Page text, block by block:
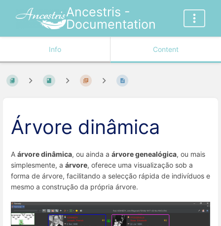
Ancestris -
Documentation
Info Content
Árvore dinâmica
A árvore dinâmica, ou ainda a árvore genealógica, ou mais
simplesmente, a árvore, oferece uma visualização sob a
forma de árvore, facilitando a selecção rápida de indivíduos e
mesmo a construção da própria árvore.